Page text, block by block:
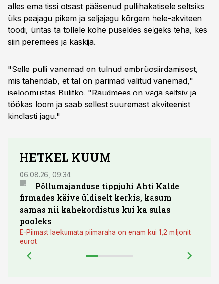
alles ema tissi otsast pääsenud pullihakatisele seltsiks
üks peajagu pikem ja seljajagu kõrgem hele-akviteen
toodi, üritas ta tollele kohe puseldes selgeks teha, kes
siin peremees ja käskija.
"Selle pulli vanemad on tulnud embrüosiirdamisest,
mis tähendab, et tal on parimad valitud vanemad,"
iseloomustas Bulitko. "Raudmees on väga seltsiv ja
töökas loom ja saab sellest suuremast akviteenist
kindlasti jagu."
HETKEL KUUM
06.08.26, 09:34
Põllumajanduse tippjuhi Ahti Kalde
firmades käive üldiselt kerkis, kasum
samas nii kahekordistus kui ka sulas
pooleks
E-Piimast laekumata piimaraha on enam kui 1,2 miljonit
eurot